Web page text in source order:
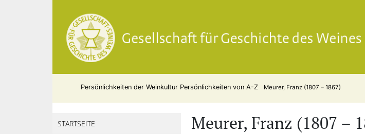
Persönlichkeiten der Weinkultur Persönlichkeiten von A-Z Meurer, Franz (1807 – 1867)
STARTSEITE Meurer, Franz (1807 –